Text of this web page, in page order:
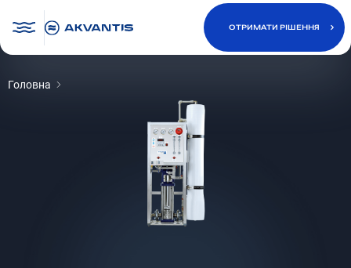
ОТРИМАТИ РІШЕННЯ
Головна